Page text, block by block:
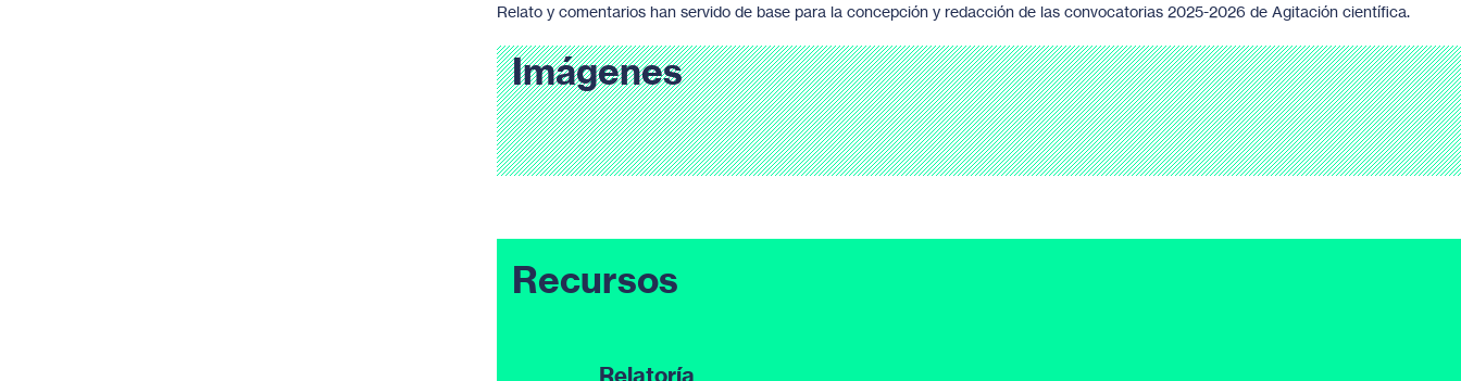
Relato y comentarios han servido de base para la concepción y redacción de las convocatorias 2025-2026 de Agitación científica.
Imágenes
Recursos
Relatoría